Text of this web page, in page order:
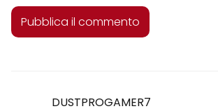
DUSTPROGAMER7